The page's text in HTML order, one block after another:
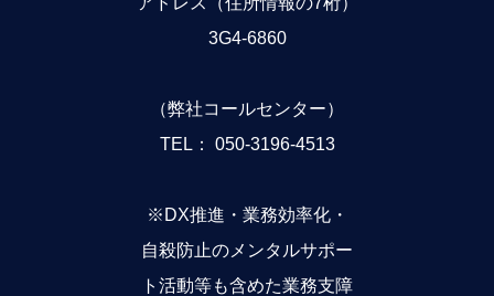
3G4-6860
（弊社コールセンター）
TEL： 050-3196-4513
※DX推進・業務効率化・
自殺防止のメンタルサポー
ト活動等も含めた業務支障